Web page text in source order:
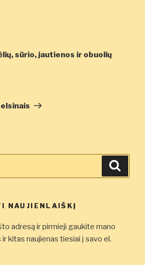
sūrio, jautienos ir obuolių
NAUJIENLAIŠKĮ
adresą ir pirmieji gaukite mano
kitas naujienas tiesiai į savo el.